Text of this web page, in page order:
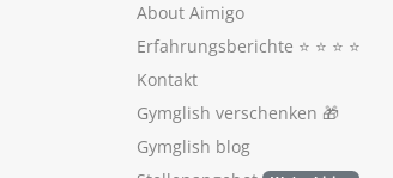
About Aimigo
Erfahrungsberichte ⭐️ ⭐️ ⭐️ ⭐️
Kontakt
Gymglish verschenken 🎁
Gymglish blog